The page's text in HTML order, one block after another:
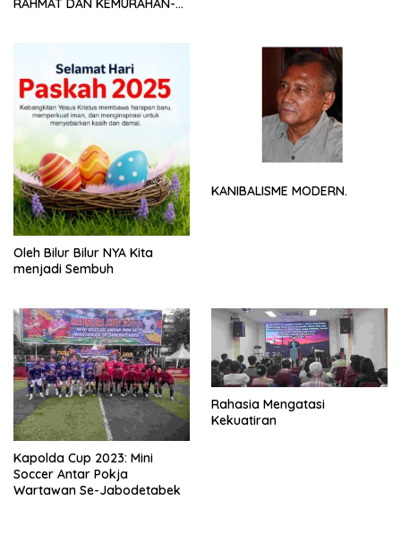
RAHMAT DAN KEMURAHAN-
Oleh Bilur Bilur NYA Kita
menjadi Sembuh
KANIBALISME MODERN.
Kapolda Cup 2023: Mini
Soccer Antar Pokja
Wartawan Se-Jabodetabek
Rahasia Mengatasi
Kekuatiran